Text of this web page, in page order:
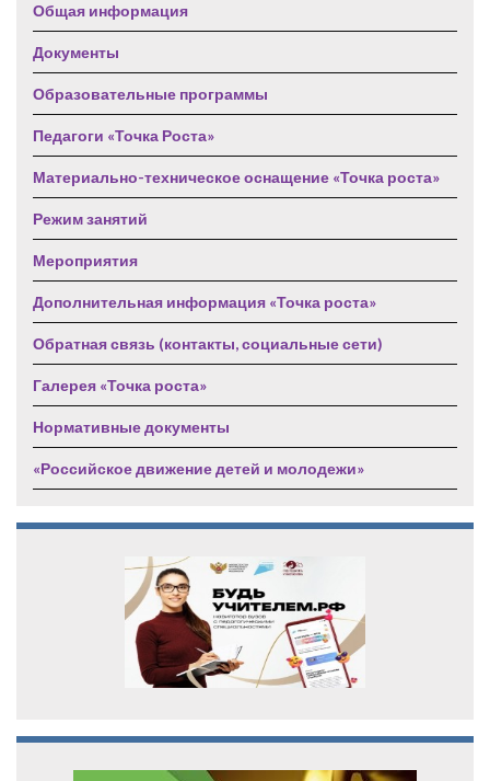
Общая информация
Документы
Образовательные программы
Педагоги «Точка Роста»
Материально-техническое оснащение «Точка роста»
Режим занятий
Мероприятия
Дополнительная информация «Точка роста»
Обратная связь (контакты, социальные сети)
Галерея «Точка роста»
Нормативные документы
«Российское движение детей и молодежи»